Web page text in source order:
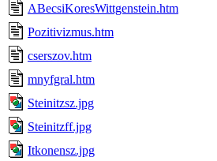
ABecsiKoresWittgenstein.htm
Pozitivizmus.htm
cserszov.htm
mnyfgral.htm
Steinitzsz.jpg
Steinitzff.jpg
Itkonensz.jpg